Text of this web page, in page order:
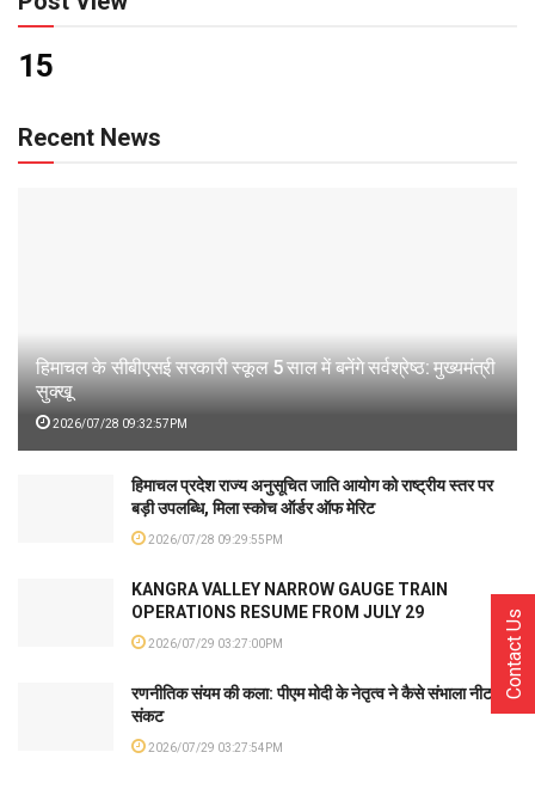
15
Recent News
हिमाचल के सीबीएसई सरकारी स्कूल 5 साल में बनेंगे सर्वश्रेष्ठ: मुख्यमंत्री
सुक्खू
2026/07/28 09:32:57PM
हिमाचल प्रदेश राज्य अनुसूचित जाति आयोग को राष्ट्रीय स्तर पर
बड़ी उपलब्धि, मिला स्कोच ऑर्डर ऑफ मेरिट
2026/07/28 09:29:55PM
KANGRA VALLEY NARROW GAUGE TRAIN
OPERATIONS RESUME FROM JULY 29
2026/07/29 03:27:00PM
रणनीतिक संयम की कला: पीएम मोदी के नेतृत्व ने कैसे संभाला नीट
संकट
2026/07/29 03:27:54PM
Contact Us